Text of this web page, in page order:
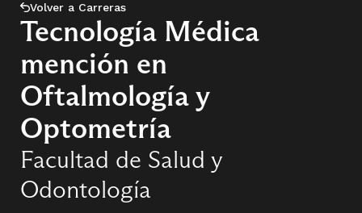
Volver a Carreras
Tecnología Médica
mención en
Oftalmología y
Optometría
Facultad de Salud y
Odontología